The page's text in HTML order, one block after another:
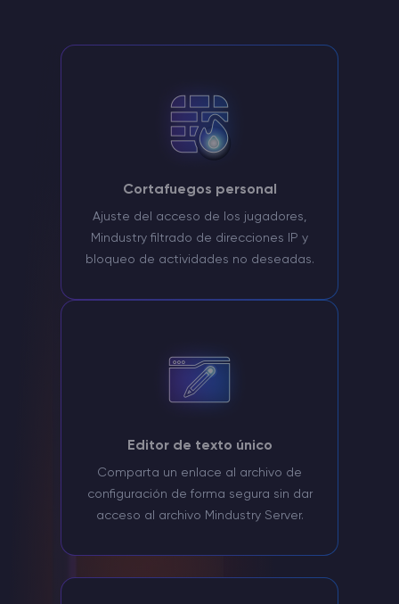
Cortafuegos personal
Ajuste del acceso de los jugadores,
Mindustry filtrado de direcciones IP y
bloqueo de actividades no deseadas.
Editor de texto único
Comparta un enlace al archivo de
configuración de forma segura sin dar
acceso al archivo Mindustry Server.